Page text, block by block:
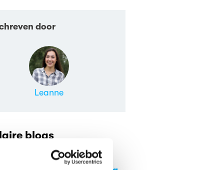
door
Leanne
blogs
Stelling: leraren